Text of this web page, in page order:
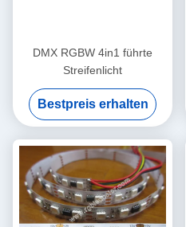
DMX RGBW 4in1 führte
Streifenlicht
Bestpreis erhalten